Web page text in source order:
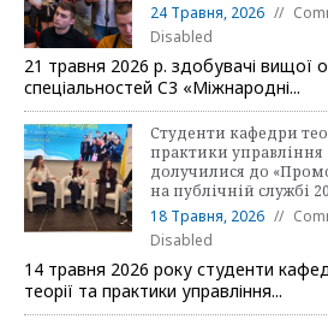
24 Травня, 2026
Disabled
21 травня 2026 р. здобувачі вищої
спеціальностей C3 «Міжнародні...
Студенти кафедри
практики управління
долучилися до
на публічній службі
18 Травня, 2026
Disabled
14 травня 2026 року студенти
теорії та практики управління...